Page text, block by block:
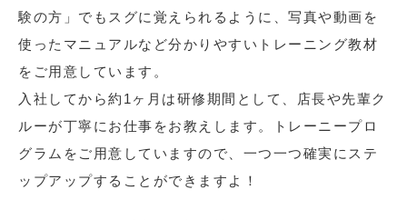
験の方」でもスグに覚えられるように、写真や動画を
使ったマニュアルなど分かりやすいトレーニング教材
をご用意しています。
入社してから約1ヶ月は研修期間として、店長や先輩ク
ルーが丁寧にお仕事をお教えします。トレーニープロ
グラムをご用意していますので、一つ一つ確実にステ
ップアップすることができますよ！